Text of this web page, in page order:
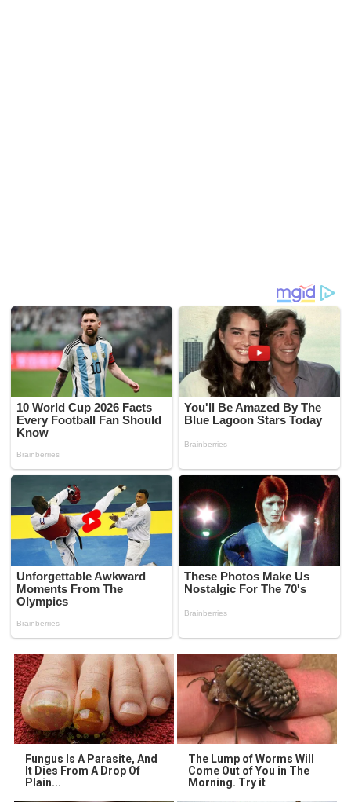
Fungus Is A Parasite, And
It Dies From A Drop Of
Plain...
The Lump of Worms Will
Come Out of You in The
Morning. Try it